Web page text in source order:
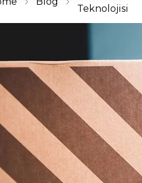
Teknolojisi